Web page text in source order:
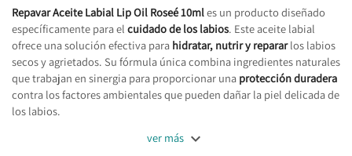
Repavar Aceite Labial Lip Oil Roseé 10mles un producto diseñado
específicamente para el cuidado de los labios. Este aceite labial
ofrece una solución efectiva para hidratar, nutrir y repararlos labios
secos y agrietados. Su fórmula única combina ingredientes naturales
que trabajan en sinergia para proporcionar una protección duradera
contra los factores ambientales que pueden dañar la piel delicada de
los labios.
ver más 